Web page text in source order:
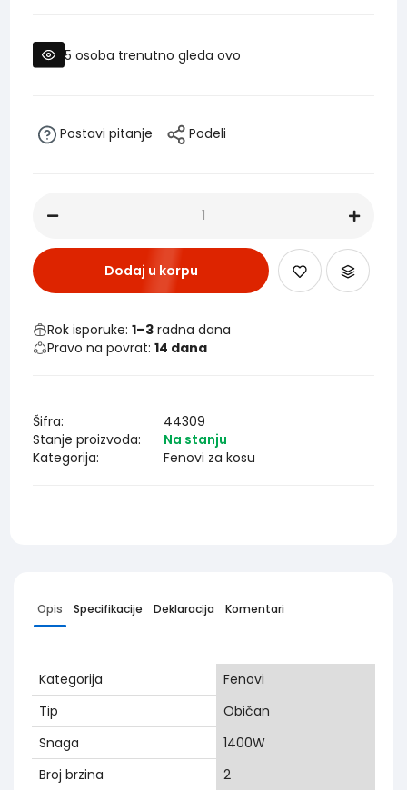
5 osoba trenutno gleda ovo
Postavi pitanje Podeli
Dodaj u korpu
Rok isporuke:1–3 radna dana
Pravo na povrat:14 dana
Šifra:
44309
Stanje proizvoda:
Na stanju
Kategorija:
Fenovi za kosu
Opis Specifikacije Deklaracija Komentari
Kategorija
Fenovi
Tip
Običan
Snaga
1400W
Broj brzina
2